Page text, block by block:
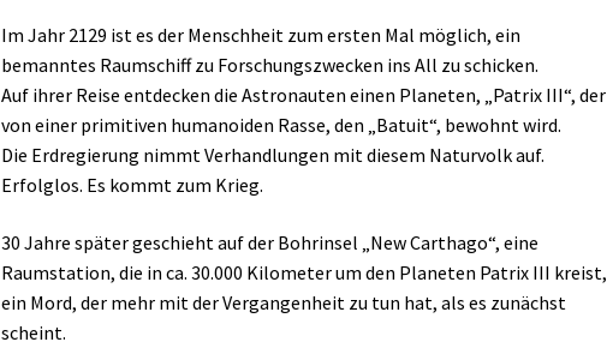
Im Jahr 2129 ist es der Menschheit zum ersten Mal möglich, ein
bemanntes Raumschiff zu Forschungszwecken ins All zu schicken.
Auf ihrer Reise entdecken die Astronauten einen Planeten, „Patrix III“, der
von einer primitiven humanoiden Rasse, den „Batuit“, bewohnt wird.
Die Erdregierung nimmt Verhandlungen mit diesem Naturvolk auf.
Erfolglos. Es kommt zum Krieg.
30 Jahre später geschieht auf der Bohrinsel „New Carthago“, eine
Raumstation, die in ca. 30.000 Kilometer um den Planeten Patrix III kreist,
ein Mord, der mehr mit der Vergangenheit zu tun hat, als es zunächst
scheint.